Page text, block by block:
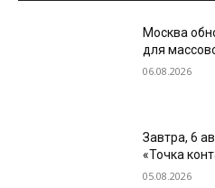
Москва
для
06.08.2026
Завтра, 6
«Точка
05.08.2026